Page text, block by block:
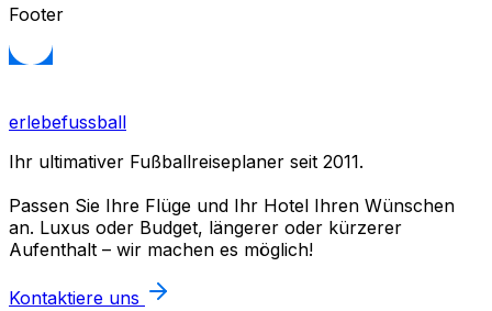
Footer
erlebefussball
Ihr ultimativer Fußballreiseplaner seit 2011.
Passen Sie Ihre Flüge und Ihr Hotel Ihren Wünschen
an. Luxus oder Budget, längerer oder kürzerer
Aufenthalt – wir machen es möglich!
Kontaktiere uns